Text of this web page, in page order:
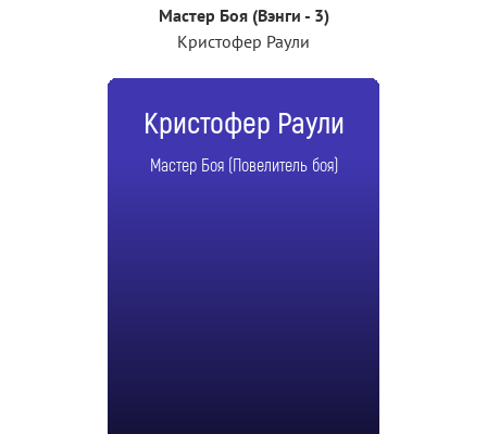
Мастер Боя (Вэнги - 3)
Кристофер Раули
Кристофер Раули
Мастер Боя (Повелитель боя)